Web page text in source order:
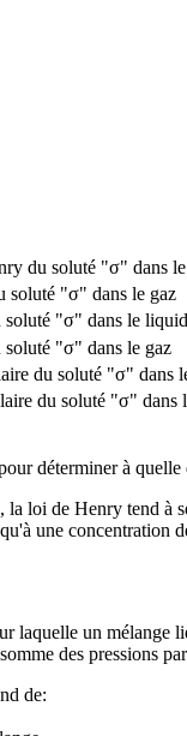
du soluté "σ" dans
soluté "σ" dans le gaz
soluté "σ" dans le
"σ" dans le gaz
du soluté "σ" dans
du soluté "σ" dans
déterminer à quelle
la loi de Henry tend à
une concentration
laquelle un mélange
des pressions
de: